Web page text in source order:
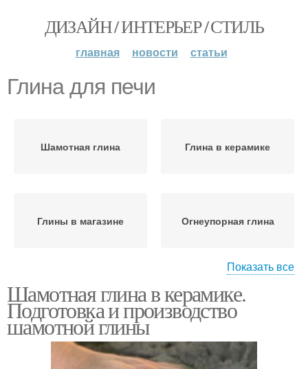
ДИЗАЙН / ИНТЕРЬЕР / СТИЛЬ
главная новости статьи
Глина для печи
Шамотная глина Глина в керамике
Глины в магазине Огнеупорная глина
Глина для керамики Глина в природе
Показать все
Шамотная глина в керамике.
Подготовка и производство
шамотной глины